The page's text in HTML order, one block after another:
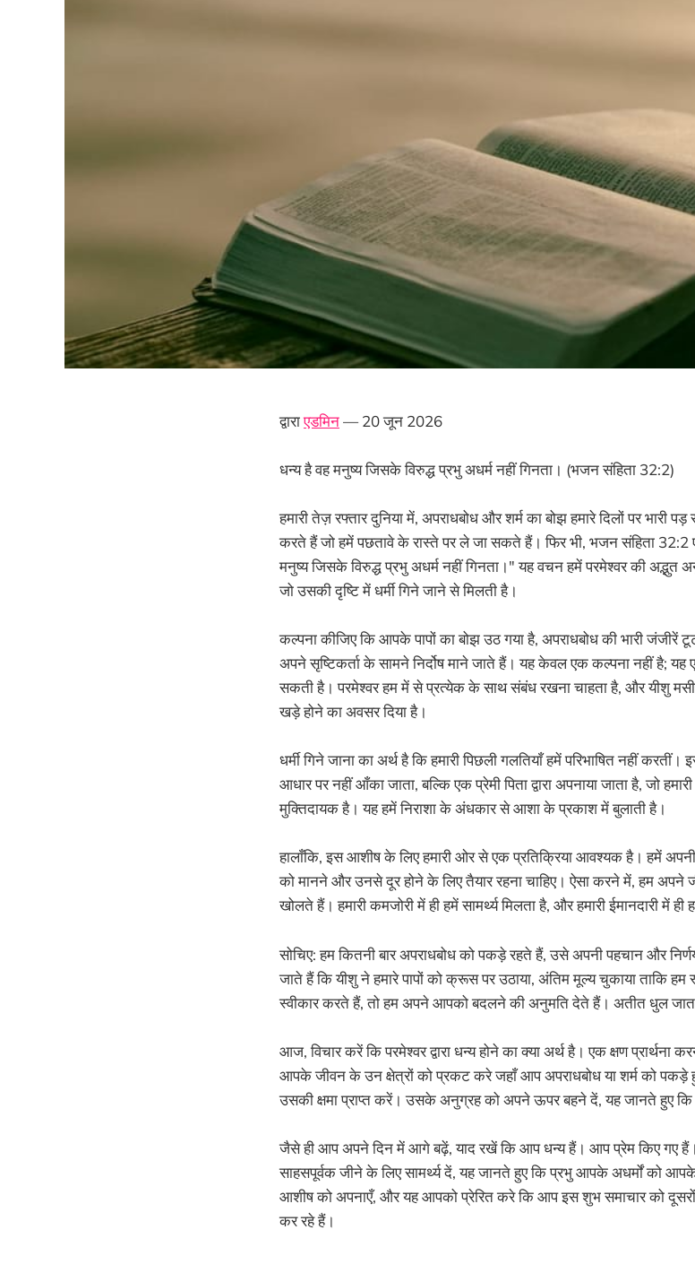
द्वाराएडमिन— 20 जून 2026
धन्य है वह मनुष्य जिसके विरुद्ध प्रभु अधर्म नहीं गिनता। (भजन संहिता 32:2)
हमारी तेज़ रफ्तार दुनिया में, अपराधबोध और शर्म का बोझ हमारे दिलों पर भारी
करते हैं जो हमें पछतावे के रास्ते पर ले जा सकते हैं। फिर भी, भजन संहिता 32:2
मनुष्य जिसके विरुद्ध प्रभु अधर्म नहीं गिनता।" यह वचन हमें परमेश्वर की अद्भुत
जो उसकी दृष्टि में धर्मी गिने जाने से मिलती है।
कल्पना कीजिए कि आपके पापों का बोझ उठ गया है, अपराधबोध की भारी
अपने सृष्टिकर्ता के सामने निर्दोष माने जाते हैं। यह केवल एक कल्पना नहीं है;
सकती है। परमेश्वर हम में से प्रत्येक के साथ संबंध रखना चाहता है, और यीशु
खड़े होने का अवसर दिया है।
धर्मी गिने जाना का अर्थ है कि हमारी पिछली गलतियाँ हमें परिभाषित नहीं
आधार पर नहीं आँका जाता, बल्कि एक प्रेमी पिता द्वारा अपनाया जाता है, जो
मुक्तिदायक है। यह हमें निराशा के अंधकार से आशा के प्रकाश में बुलाती है।
हालाँकि, इस आशीष के लिए हमारी ओर से एक प्रतिक्रिया आवश्यक है। हमें अपनी
को मानने और उनसे दूर होने के लिए तैयार रहना चाहिए। ऐसा करने में, हम अपने
खोलते हैं। हमारी कमजोरी में ही हमें सामर्थ्य मिलता है, और हमारी ईमानदारी में
सोचिए: हम कितनी बार अपराधबोध को पकड़े रहते हैं, उसे अपनी पहचान और
जाते हैं कि यीशु ने हमारे पापों को क्रूस पर उठाया, अंतिम मूल्य चुकाया ताकि
स्वीकार करते हैं, तो हम अपने आपको बदलने की अनुमति देते हैं। अतीत धुल
आज, विचार करें कि परमेश्वर द्वारा धन्य होने का क्या अर्थ है। एक क्षण
आपके जीवन के उन क्षेत्रों को प्रकट करे जहाँ आप अपराधबोध या शर्म को पकड़े
उसकी क्षमा प्राप्त करें। उसके अनुग्रह को अपने ऊपर बहने दें, यह जानते हुए कि
जैसे ही आप अपने दिन में आगे बढ़ें, याद रखें कि आप धन्य हैं। आप प्रेम किए गए
साहसपूर्वक जीने के लिए सामर्थ्य दें, यह जानते हुए कि प्रभु आपके अधर्मों को आपके
आशीष को अपनाएँ, और यह आपको प्रेरित करे कि आप इस शुभ समाचार को
कर रहे हैं।